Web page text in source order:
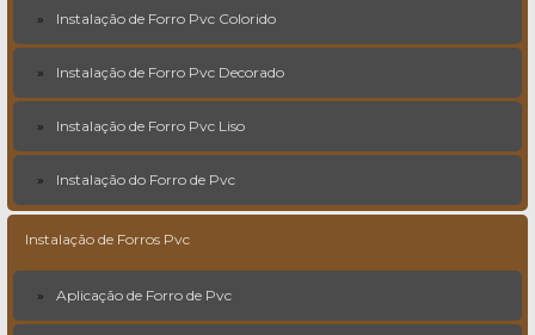
Instalação de Forro Pvc Colorido
Instalação de Forro Pvc Decorado
Instalação de Forro Pvc Liso
Instalação do Forro de Pvc
Instalação de Forros Pvc
Aplicação de Forro de Pvc